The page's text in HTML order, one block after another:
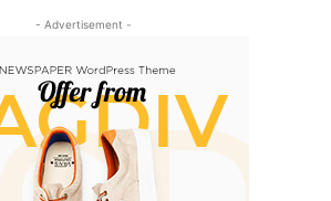
- Advertisement -